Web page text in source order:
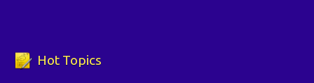
Hot Topics